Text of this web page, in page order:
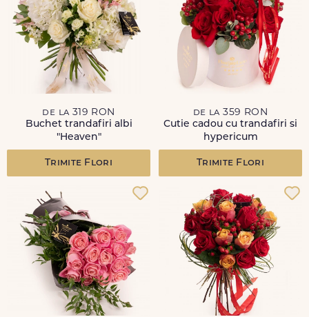
de la 319 RON
Buchet trandafiri albi
"Heaven"
Trimite Flori
de la 359 RON
Cutie cadou cu trandafiri si
hypericum
Trimite Flori